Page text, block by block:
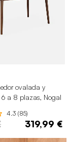
ovalada y
6 a 8 plazas, Nogal
4.3 (85)
319,99 €